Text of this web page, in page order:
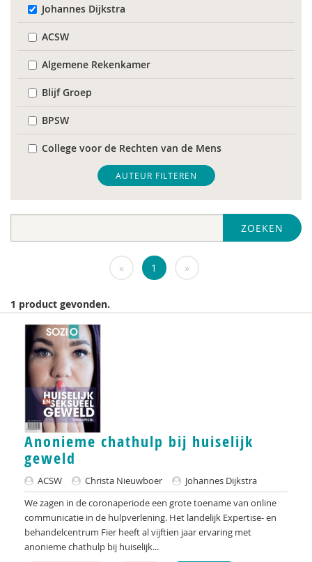
Johannes Dijkstra
ACSW
Algemene Rekenkamer
Blijf Groep
BPSW
College voor de Rechten van de Mens
De Raad voor Volksgezondheid & Samenleving
diverse
Fier
GREVIO
het Regeringscommissariaat seksueel
grensoverschrijdend gedrag en seksueel geweld
huisarts
KNMG
Landelijk Kenniscentrum LVB
LIDIE
Maatschappelijk Impact Team
Mariëlle Bruning
AUTEUR FILTEREN
ZOEKEN
« 1 »
1 product gevonden.
Anonieme chathulp bij huiselijk
geweld
ACSW Christa Nieuwboer
Johannes Dijkstra
We zagen in de coronaperiode een grote toename van online
communicatie in de hulpverlening. Het landelijk Expertise- en
behandelcentrum Fier heeft al vijftien jaar ervaring met
anonieme chathulp bij huiselijk...